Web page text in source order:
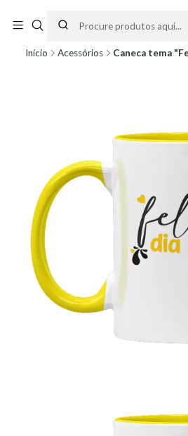
partir do dia 11 de Agosto, às 10H.
Início Acessórios Caneca tema